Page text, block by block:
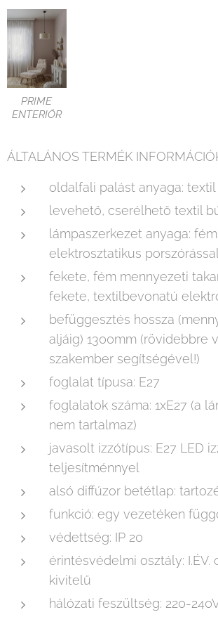
PRIME
ENTERIÖR
ÁLTALÁNOS TERMÉK
oldalfali palást anyaga:
levehető, cserélhető textil
lámpaszerkezet anyaga:
elektrosztatikus
fekete, fém mennyezeti
fekete, textilbevonatú
befüggesztés hossza
aljáig) 1300mm (rövidebbre
szakember segítségével!)
foglalat típusa: E27
foglalatok száma: 1xE27 (a
nem tartalmaz)
javasolt izzótípus: E27 LED
teljesítménnyel
alsó diffúzor betétlap:
funkció: egy vezetéken
védettség: IP 20
érintésvédelmi osztály: I.ÉV.
kivitelű
hálózati feszültség: 220-